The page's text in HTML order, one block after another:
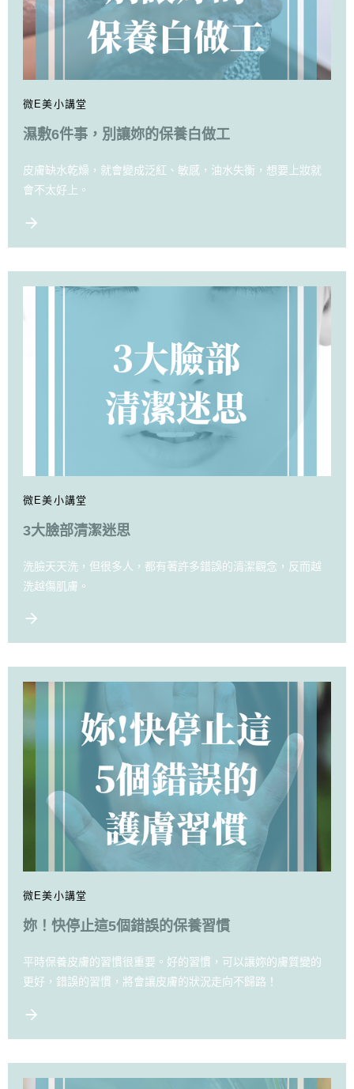
微E美小講堂
濕敷6件事，別讓妳的保養白做工
皮膚缺水乾燥，就會變成泛紅、敏感，油水失衡，想要上妝就
會不太好上。
微E美小講堂
3大臉部清潔迷思
洗臉天天洗，但很多人，都有著許多錯誤的清潔觀念，反而越
洗越傷肌膚。
微E美小講堂
妳！快停止這5個錯誤的保養習慣
平時保養皮膚的習慣很重要。好的習慣，可以讓妳的膚質變的
更好，錯誤的習慣，將會讓皮膚的狀況走向不歸路！